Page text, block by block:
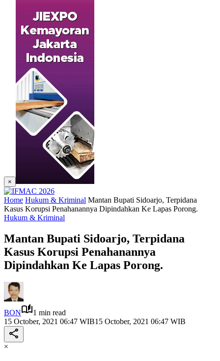
×
Home Hukum & Kriminal Mantan Bupati Sidoarjo, Terpidana
Kasus Korupsi Penahanannya Dipindahkan Ke Lapas Porong.
Hukum & Kriminal
Mantan Bupati Sidoarjo, Terpidana
Kasus Korupsi Penahanannya
Dipindahkan Ke Lapas Porong.
BON
1 min read
15 October, 2021 06:47 WIB15 October, 2021 06:47 WIB
×